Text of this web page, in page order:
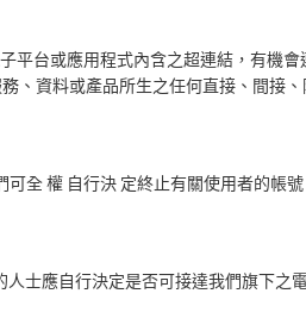
平台或應用程式內含之超連結，有機
、資料或產品所生之任何直接、間接
全 權 自行決 定終止有關使用者的帳
士應自行決定是否可接達我們旗下之